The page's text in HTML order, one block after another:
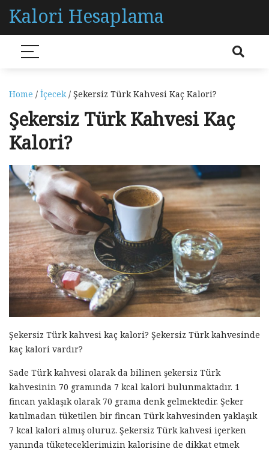
Kalori Hesaplama
Home / İçecek/ Şekersiz Türk Kahvesi Kaç Kalori?
Şekersiz Türk Kahvesi Kaç
Kalori?
Şekersiz Türk kahvesi kaç kalori? Şekersiz Türk kahvesinde
kaç kalori vardır?
Sade Türk kahvesi olarak da bilinen şekersiz Türk
kahvesinin 70 gramında 7 kcal kalori bulunmaktadır. 1
fincan yaklaşık olarak 70 grama denk gelmektedir. Şeker
katılmadan tüketilen bir fincan Türk kahvesinden yaklaşık
7 kcal kalori almış oluruz. Şekersiz Türk kahvesi içerken
yanında tüketeceklerimizin kalorisine de dikkat etmek